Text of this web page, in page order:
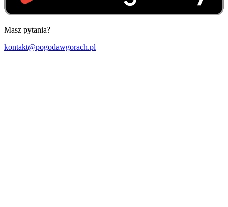
Masz pytania?
kontakt@pogodawgorach.pl